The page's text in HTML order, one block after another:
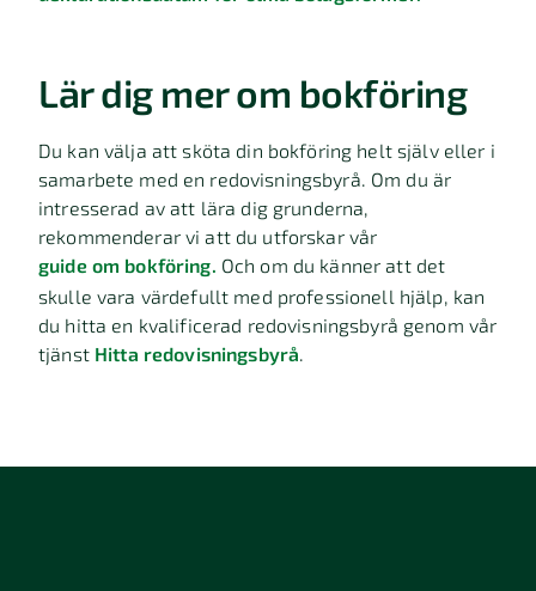
Lär dig mer om bokföring
Du kan välja att sköta din bokföring helt själv eller i
samarbete med en redovisningsbyrå. Om du är
intresserad av att lära dig grunderna,
rekommenderar vi att du utforskar vår
guide om bokföring. Och om du känner att det
skulle vara värdefullt med professionell hjälp, kan
du hitta en kvalificerad redovisningsbyrå genom vår
tjänst Hitta redovisningsbyrå.